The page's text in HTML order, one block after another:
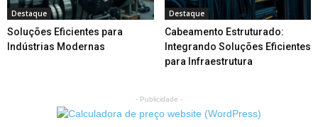
Destaque
Soluções Eficientes para
Indústrias Modernas
Destaque
Cabeamento Estruturado:
Integrando Soluções Eficientes
para Infraestrutura
- Publicidade -